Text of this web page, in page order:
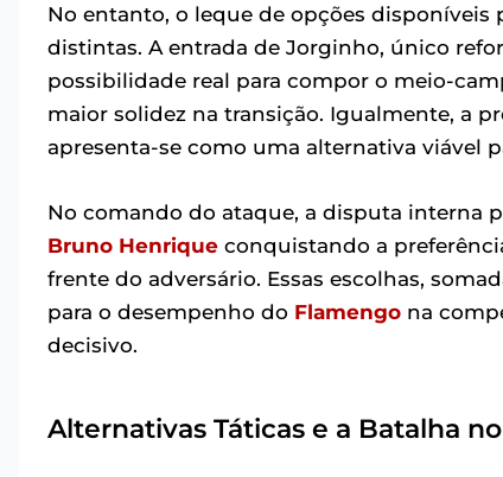
No entanto, o leque de opções
distintas. A entrada de Jorginho, único
possibilidade real para compor o meio-
maior solidez na transição. Igualmente, a
apresenta-se como uma alternativa viável
No comando do ataque, a disputa interna
Bruno Henrique conquistando a
frente do adversário. Essas escolhas,
para o desempenho do Flamengo na
decisivo.
Alternativas Táticas e a Batalha